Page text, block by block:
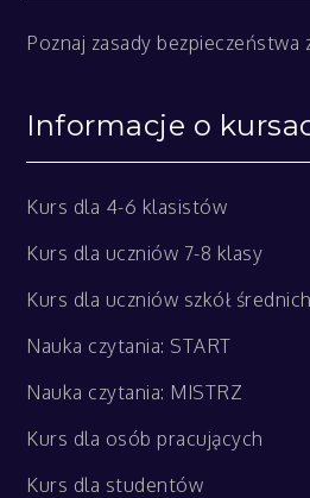
Poznaj zasady bezpieczeństwa
Informacje o
Kurs dla 4-6 klasistów
Kurs dla uczniów 7-8 klasy
Kurs dla uczniów szkół średnich
Nauka czytania: START
Nauka czytania: MISTRZ
Kurs dla osób pracujących
Kurs dla studentów